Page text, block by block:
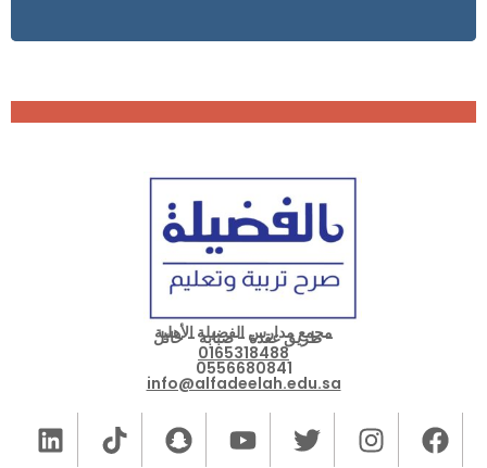
مجمع مدارس الفضيلة الأهلية
- طريق عقدة - صبابة - حائل
0165318488
0556680841
info@alfadeelah.edu.sa